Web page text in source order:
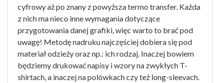
cyfrowy aż po znany z powyższa termo transfer. Każda
z nich ma nieco inne wymagania dotyczące
przygotowania danej grafiki, więc warto to brać pod
uwagę! Metodę nadruku najczęściej dobiera się pod
materiał odzieży oraz np.: ich rodzaj. Inaczej bowiem
będziemy drukować napisy i wzory na zwykłych T-
shirtach, a inaczej na polówkach czy też long-sleevach.